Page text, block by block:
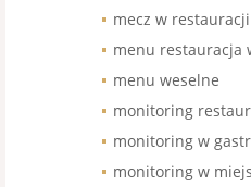
mecz w restauracji
menu restauracja
menu weselne
monitoring
monitoring w
monitoring w